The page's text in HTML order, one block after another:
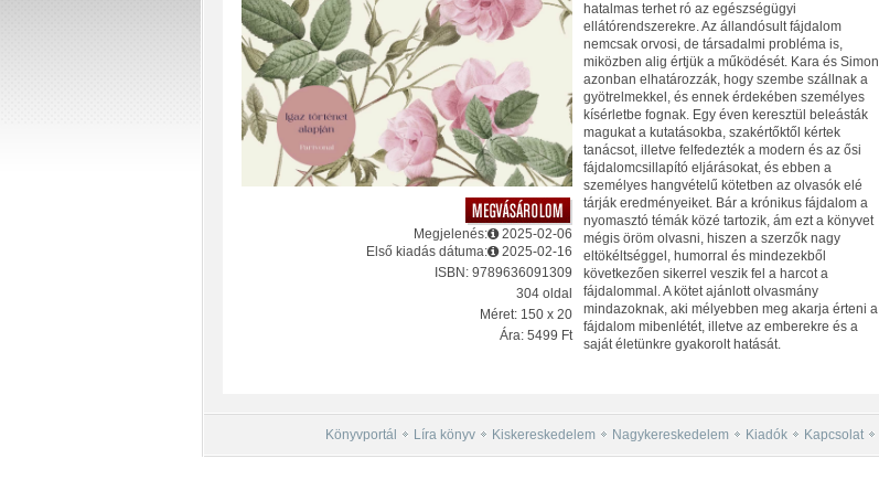
Megjelenés:
2025-02-06
Első kiadás dátuma:
2025-02-16
ISBN: 9789636091309
304 oldal
Méret: 150 x 20
Ára: 5499 Ft
hatalmas terhet ró az egészségügyi
ellátórendszerekre. Az állandósult fájdalom
nemcsak orvosi, de társadalmi probléma is,
miközben alig értjük a működését. Kara és Simon
azonban elhatározzák, hogy szembe szállnak a
gyötrelmekkel, és ennek érdekében személyes
kísérletbe fognak. Egy éven keresztül beleásták
magukat a kutatásokba, szakértőktől kértek
tanácsot, illetve felfedezték a modern és az ősi
fájdalomcsillapító eljárásokat, és ebben a
személyes hangvételű kötetben az olvasók elé
tárják eredményeiket. Bár a krónikus fájdalom a
nyomasztó témák közé tartozik, ám ezt a könyvet
mégis öröm olvasni, hiszen a szerzők nagy
eltökéltséggel, humorral és mindezekből
következően sikerrel veszik fel a harcot a
fájdalommal. A kötet ajánlott olvasmány
mindazoknak, aki mélyebben meg akarja érteni a
fájdalom mibenlétét, illetve az emberekre és a
saját életünkre gyakorolt hatását.
Könyvportál Líra könyv Kiskereskedelem Nagykereskedelem Kiadók Kapcsolat